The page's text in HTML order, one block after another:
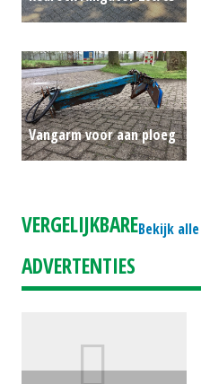
Vangarm voor aan ploeg
Bekijk
VERGELIJKBARE
ADVERTENTIES